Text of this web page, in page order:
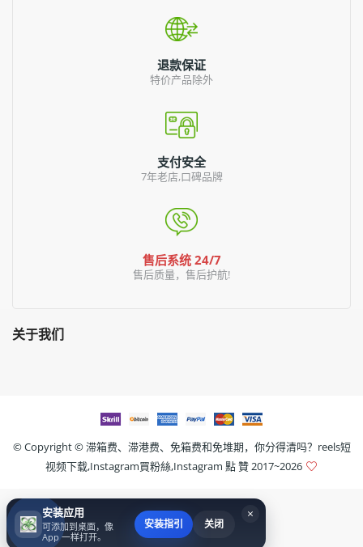
退款保证
特价产品除外
支付安全
7年老店,口碑品牌
售后系统 24/7
售后质量，售后护航!
关于我们
© Copyright ©滞箱费、滞港费、免箱费和免堆期，你分得清吗？reels短
视频下载,Instagram買粉絲,Instagram 點 贊2017~2026
×
安装应用
可添加到桌面，像
App 一样打开。
安装指引 关闭